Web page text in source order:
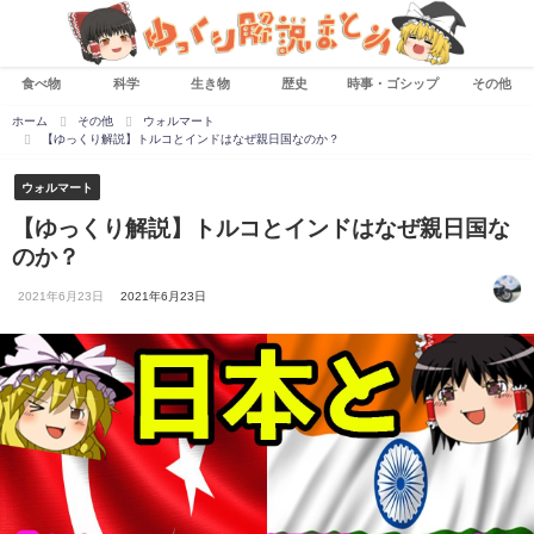
食べ物 科学 生き物 歴史 時事・ゴシップ その他
ホーム その他
ウォルマート
【ゆっくり解説】トルコとインドはなぜ親日国なのか？
ウォルマート
【ゆっくり解説】トルコとインドはなぜ親日国な
のか？
2021年6月23日 2021年6月23日